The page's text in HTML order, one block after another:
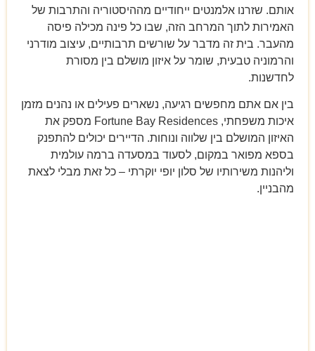
אותם. שזרנו אלמנטים ייחודיים מההיסטוריה והתרבות של
האמירות לתוך המרחב הזה, שבו כל פינה מכילה פיסה
מהעבר. בית זה מדבר על שורשים תרבותיים, עיצוב מודרני
והרמוניה טבעית, שומר על איזון מושלם בין מסורת
לחדשנות.
בין אם אתם מחפשים רגיעה, נשארים פעילים או נהנים מזמן
איכות משפחתי, Fortune Bay Residences מספק את
האיזון המושלם בין שלווה ונוחות. הדיירים יכולים להתפנק
בספא מפואר במקום, לסעוד במסעדה ברמה עולמית
וליהנות משירותיו של סלון יופי יוקרתי – כל זאת מבלי לצאת
מהבניין.